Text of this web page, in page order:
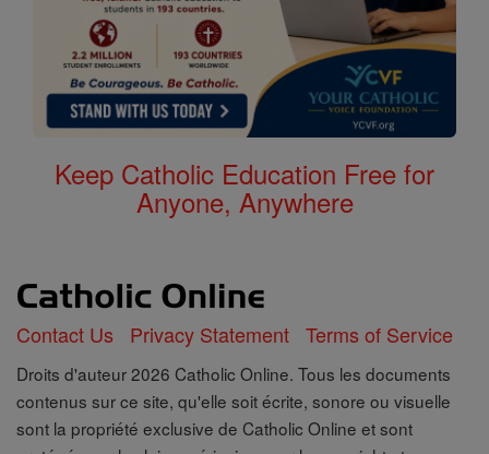
Keep Catholic Education Free for
Anyone, Anywhere
Contact Us Privacy Statement Terms of Service
Droits d'auteur 2026 Catholic Online. Tous les documents
contenus sur ce site, qu'elle soit écrite, sonore ou visuelle
sont la propriété exclusive de Catholic Online et sont